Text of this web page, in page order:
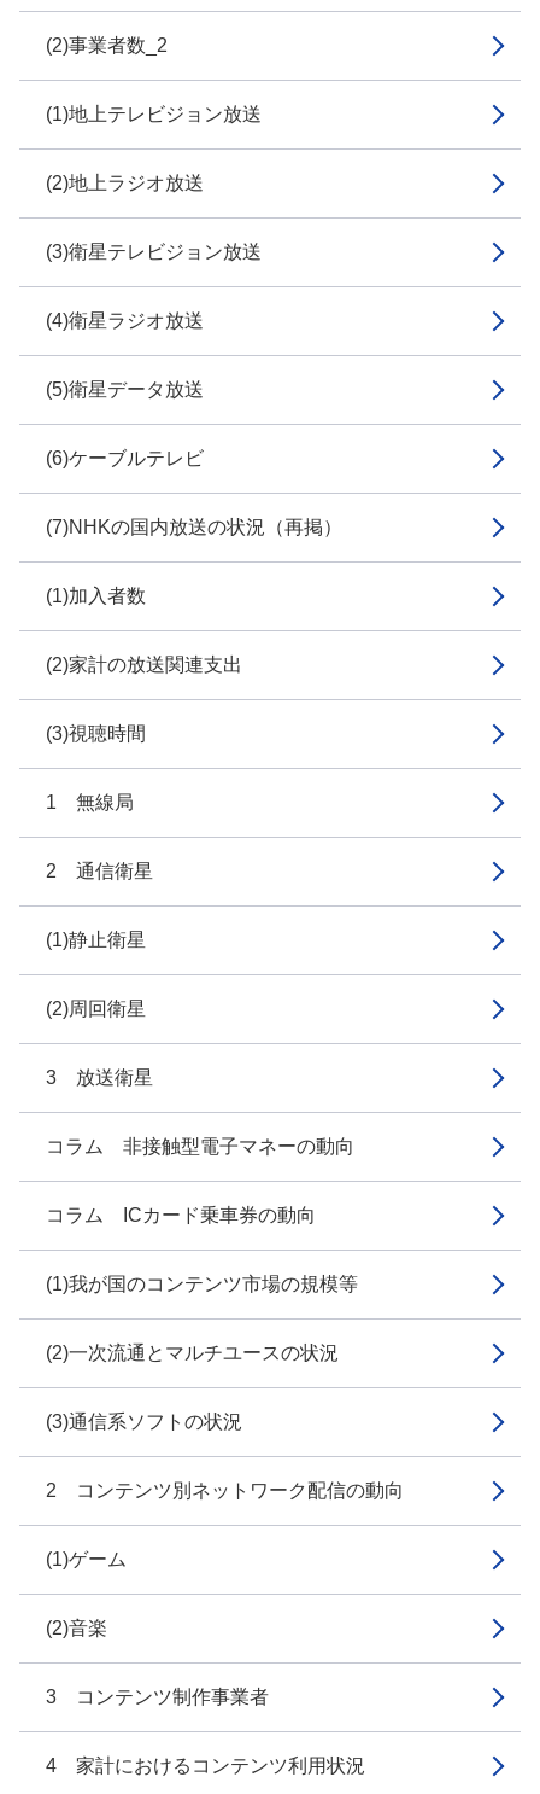
(2)事業者数_2
(1)地上テレビジョン放送
(2)地上ラジオ放送
(3)衛星テレビジョン放送
(4)衛星ラジオ放送
(5)衛星データ放送
(6)ケーブルテレビ
(7)NHKの国内放送の状況（再掲）
(1)加入者数
(2)家計の放送関連支出
(3)視聴時間
1 無線局
2 通信衛星
(1)静止衛星
(2)周回衛星
3 放送衛星
コラム 非接触型電子マネーの動向
コラム ICカード乗車券の動向
(1)我が国のコンテンツ市場の規模等
(2)一次流通とマルチユースの状況
(3)通信系ソフトの状況
2 コンテンツ別ネットワーク配信の動向
(1)ゲーム
(2)音楽
3 コンテンツ制作事業者
4 家計におけるコンテンツ利用状況